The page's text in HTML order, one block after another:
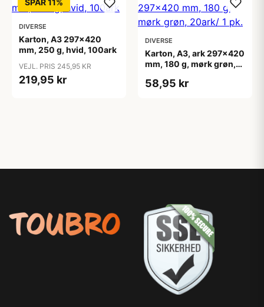
SPAR 11%
DIVERSE
Karton, A3 297x420
mm, 250 g, hvid, 100ark
VEJL. PRIS 245,95 KR
219,95 kr
DIVERSE
Karton, A3, ark 297x420
mm, 180 g, mørk grøn,
58,95 kr